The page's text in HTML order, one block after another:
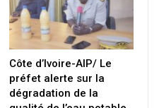
Côte d’Ivoire-AIP/ Le
préfet alerte sur la
dégradation de la